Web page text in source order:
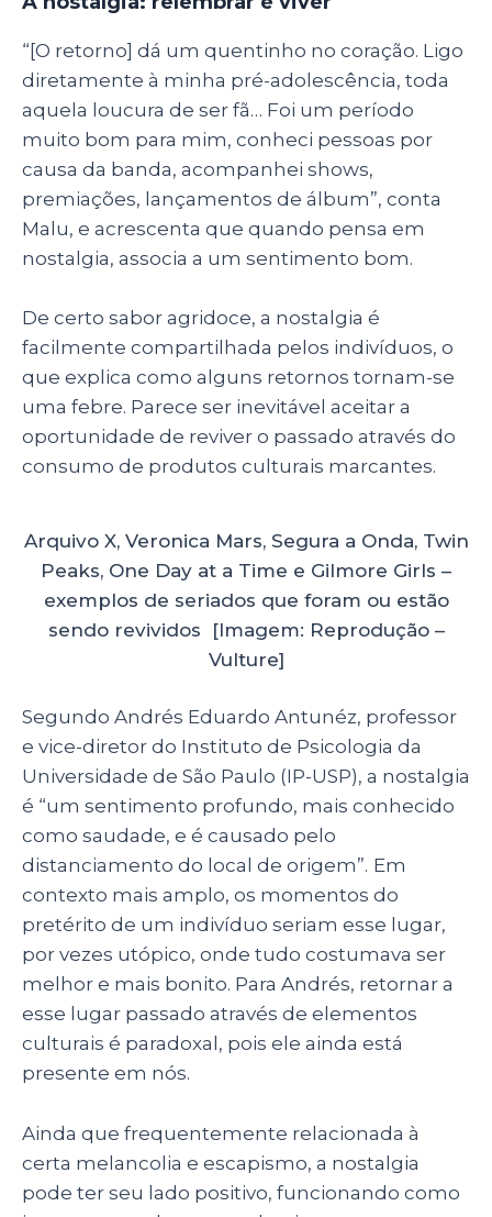
“[O retorno] dá um quentinho no coração. Ligo
diretamente à minha pré-adolescência, toda
aquela loucura de ser fã… Foi um período
muito bom para mim, conheci pessoas por
causa da banda, acompanhei shows,
premiações, lançamentos de álbum”, conta
Malu, e acrescenta que quando pensa em
nostalgia, associa a um sentimento bom.
De certo sabor agridoce, a nostalgia é
facilmente compartilhada pelos indivíduos, o
que explica como alguns retornos tornam-se
uma febre. Parece ser inevitável aceitar a
oportunidade de reviver o passado através do
consumo de produtos culturais marcantes.
Arquivo X, Veronica Mars, Segura a Onda, Twin
Peaks, One Day at a Time e Gilmore Girls –
exemplos de seriados que foram ou estão
sendo revividos [Imagem: Reprodução –
Vulture]
Segundo Andrés Eduardo Antunéz, professor
e vice-diretor do Instituto de Psicologia da
Universidade de São Paulo (IP-USP), a nostalgia
é “um sentimento profundo, mais conhecido
como saudade, e é causado pelo
distanciamento do local de origem”. Em
contexto mais amplo, os momentos do
pretérito de um indivíduo seriam esse lugar,
por vezes utópico, onde tudo costumava ser
melhor e mais bonito. Para Andrés, retornar a
esse lugar passado através de elementos
culturais é paradoxal, pois ele ainda está
presente em nós.
Ainda que frequentemente relacionada à
certa melancolia e escapismo, a nostalgia
pode ter seu lado positivo, funcionando como